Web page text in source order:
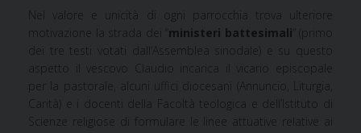
Nel valore e unicità di ogni parrocchia trova ulteriore
motivazione la strada dei “ ministeri battesimali ” (primo
dei tre testi votati dall’Assemblea sinodale) e su questo
aspetto il vescovo Claudio incarica il vicario episcopale
per la pastorale, alcuni uffici diocesani (Annuncio, Liturgia,
Carità) e i docenti della Facoltà teologica e dell’Istituto di
Scienze religiose di formulare le linee attuative relative ai